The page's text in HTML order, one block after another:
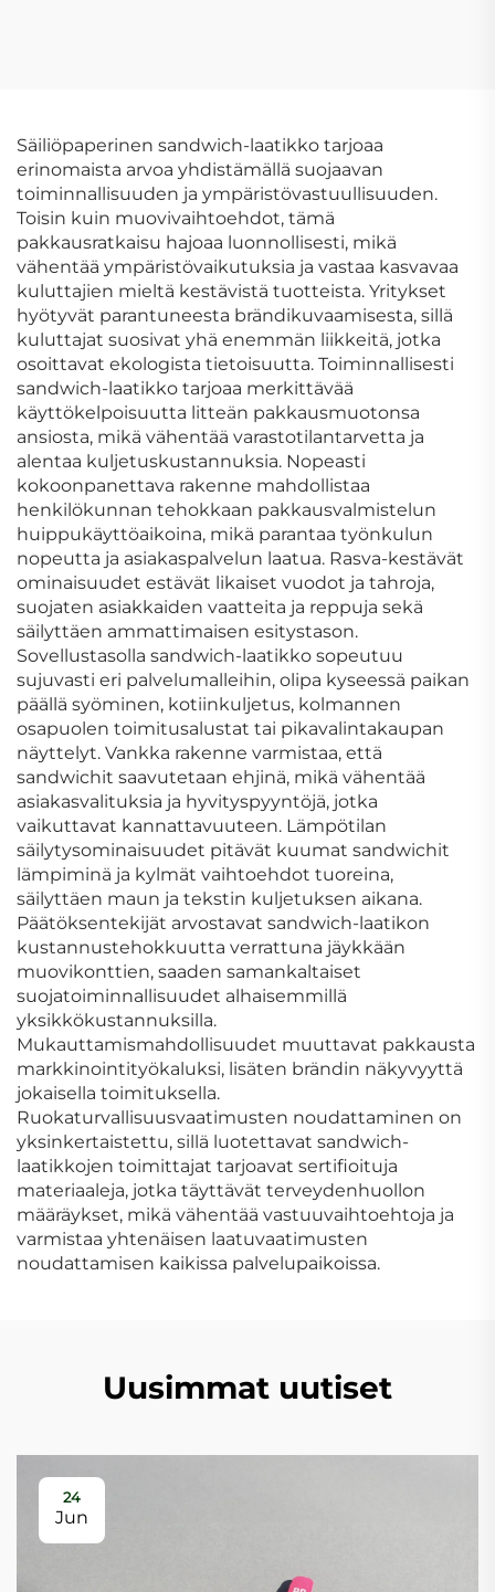
Lahjapakkaukseen
Sopiva
pakkauslaatikko
Säiliöpaperinen sandwich-laatikko tarjoaa
erinomaista arvoa yhdistämällä suojaavan
toiminnallisuuden ja ympäristövastuullisuuden.
Toisin kuin muovivaihtoehdot, tämä
pakkausratkaisu hajoaa luonnollisesti, mikä
vähentää ympäristövaikutuksia ja vastaa kasvavaa
kuluttajien mieltä kestävistä tuotteista. Yritykset
hyötyvät parantuneesta brändikuvaamisesta, sillä
kuluttajat suosivat yhä enemmän liikkeitä, jotka
osoittavat ekologista tietoisuutta. Toiminnallisesti
sandwich-laatikko tarjoaa merkittävää
käyttökelpoisuutta litteän pakkausmuotonsa
ansiosta, mikä vähentää varastotilantarvetta ja
alentaa kuljetuskustannuksia. Nopeasti
kokoonpanettava rakenne mahdollistaa
henkilökunnan tehokkaan pakkausvalmistelun
huippukäyttöaikoina, mikä parantaa työnkulun
nopeutta ja asiakaspalvelun laatua. Rasva-kestävät
ominaisuudet estävät likaiset vuodot ja tahroja,
suojaten asiakkaiden vaatteita ja reppuja sekä
säilyttäen ammattimaisen esitystason.
Sovellustasolla sandwich-laatikko sopeutuu
sujuvasti eri palvelumalleihin, olipa kyseessä paikan
päällä syöminen, kotiinkuljetus, kolmannen
osapuolen toimitusalustat tai pikavalintakaupan
näyttelyt. Vankka rakenne varmistaa, että
sandwichit saavutetaan ehjinä, mikä vähentää
asiakasvalituksia ja hyvityspyyntöjä, jotka
vaikuttavat kannattavuuteen. Lämpötilan
säilytysominaisuudet pitävät kuumat sandwichit
lämpiminä ja kylmät vaihtoehdot tuoreina,
säilyttäen maun ja tekstin kuljetuksen aikana.
Päätöksentekijät arvostavat sandwich-laatikon
kustannustehokkuutta verrattuna jäykkään
muovikonttien, saaden samankaltaiset
suojatoiminnallisuudet alhaisemmillä
yksikkökustannuksilla.
Mukauttamismahdollisuudet muuttavat pakkausta
markkinointityökaluksi, lisäten brändin näkyvyyttä
jokaisella toimituksella.
Ruokaturvallisuusvaatimusten noudattaminen on
yksinkertaistettu, sillä luotettavat sandwich-
laatikkojen toimittajat tarjoavat sertifioituja
materiaaleja, jotka täyttävät terveydenhuollon
määräykset, mikä vähentää vastuuvaihtoehtoja ja
varmistaa yhtenäisen laatuvaatimusten
noudattamisen kaikissa palvelupaikoissa.
Uusimmat uutiset
24
Jun